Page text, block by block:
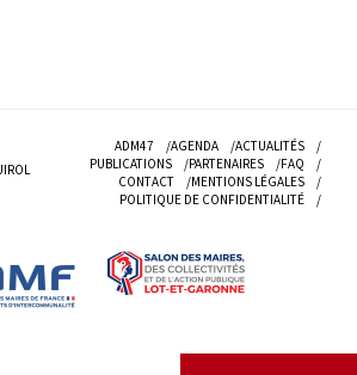
ADM47 AGENDA
ACTUALITÉS
PUBLICATIONS
PARTENAIRES
FAQ
CONTACT
MENTIONS LÉGALES
POLITIQUE DE CONFIDENTIALITÉ